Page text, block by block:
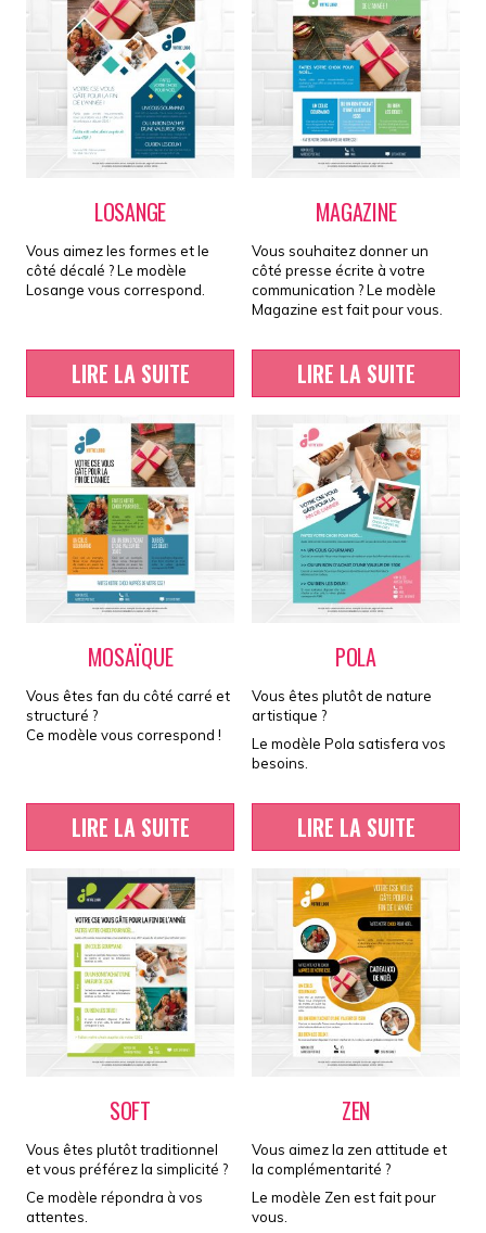
LOSANGE
Vous aimez les formes et le
côté décalé ? Le modèle
Losange vous correspond.
LIRE LA SUITE
MAGAZINE
Vous souhaitez donner un
côté presse écrite à votre
communication ? Le modèle
Magazine est fait pour vous.
LIRE LA SUITE
MOSAÏQUE
Vous êtes fan du côté carré et
structuré ?
Ce modèle vous correspond !
LIRE LA SUITE
POLA
Vous êtes plutôt de nature
artistique ?
Le modèle Pola satisfera vos
besoins.
LIRE LA SUITE
SOFT
Vous êtes plutôt traditionnel
et vous préférez la simplicité ?
Ce modèle répondra à vos
attentes.
ZEN
Vous aimez la zen attitude et
la complémentarité ?
Le modèle Zen est fait pour
vous.